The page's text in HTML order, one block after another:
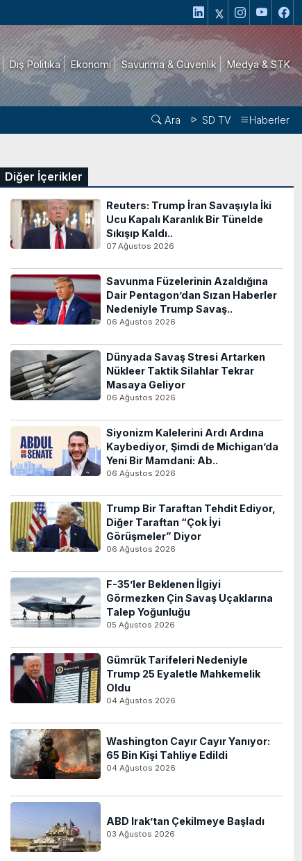
Dış Politika Ekonomi Savunma & Güvenlik Medya & STK
Ara SD TV Haberler
Diğer İçerikler
Reuters: Trump İran Savaşıyla İki
Ucu Kapalı Karanlık Bir Tünelde
Sıkışıp Kaldı..
07 Ağustos 2026
Savunma Füzelerinin Azaldığına
Dair Pentagon’dan Sızan Haberler
Nedeniyle Trump Savaş..
06 Ağustos 2026
Dünyada Savaş Stresi Artarken
Nükleer Taktik Silahlar Tekrar
Masaya Geliyor
06 Ağustos 2026
Siyonizm Kalelerini Ardı Ardına
Kaybediyor, Şimdi de Michigan’da
Yeni Bir Mamdani: Ab..
06 Ağustos 2026
Trump Bir Taraftan Tehdit Ediyor,
Diğer Taraftan “Çok İyi
Görüşmeler” Diyor
06 Ağustos 2026
F-35’ler Beklenen İlgiyi
Görmezken Çin Savaş Uçaklarına
Talep Yoğunluğu
05 Ağustos 2026
Gümrük Tarifeleri Nedeniyle
Trump 25 Eyaletle Mahkemelik
Oldu
04 Ağustos 2026
Washington Cayır Cayır Yanıyor:
65 Bin Kişi Tahliye Edildi
04 Ağustos 2026
ABD Irak’tan Çekilmeye Başladı
03 Ağustos 2026